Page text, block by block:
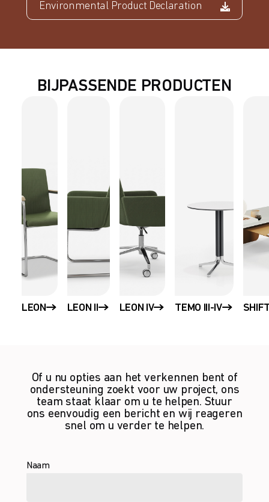
Environmental Product Declaration
BIJPASSENDE PRODUCTEN
LEON LEON II LEON IV TEMO III-IV
Of u nu opties aan het verkennen bent of
ondersteuning zoekt voor uw project, ons
team staat klaar om u te helpen. Stuur
ons eenvoudig een bericht en wij reageren
snel om u verder te helpen.
Naam